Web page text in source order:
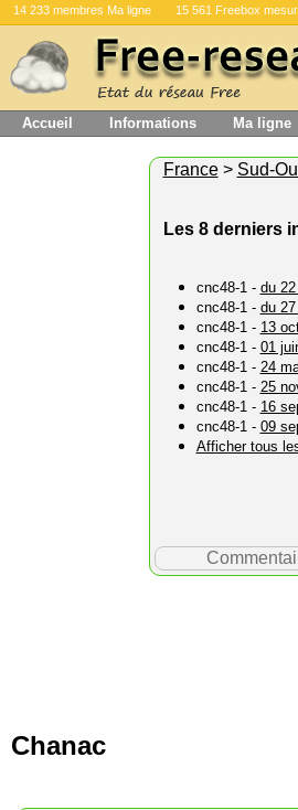
14 233 membres Ma ligne 15 561 Freebox
Accueil Informations Ma ligne
France> Sud-
Les 8 derniers
cnc48-1 - du
cnc48-1 - du
cnc48-1 - 13
cnc48-1 - 01
cnc48-1 - 24
cnc48-1 - 25
cnc48-1 - 16
cnc48-1 - 09
Afficher tous
Chanac